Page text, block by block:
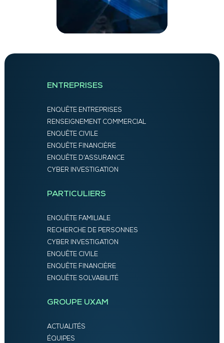
ENTREPRISES
ENQUÊTE ENTREPRISES
RENSEIGNEMENT COMMERCIAL
ENQUÊTE CIVILE
ENQUÊTE FINANCIÈRE
ENQUÊTE D’ASSURANCE
CYBER INVESTIGATION
PARTICULIERS
ENQUÊTE FAMILIALE
RECHERCHE DE PERSONNES
CYBER INVESTIGATION
ENQUÊTE CIVILE
ENQUÊTE FINANCIÈRE
ENQUÊTE SOLVABILITÉ
GROUPE UXAM
ACTUALITÉS
ÉQUIPES